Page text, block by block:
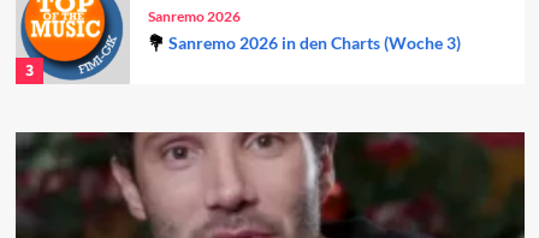
3
Sanremo 2026
Sanremo 2026 in den Charts (Woche 3)
Sanremo 2026
Sanremo 2026 in den Charts (Woche 2)